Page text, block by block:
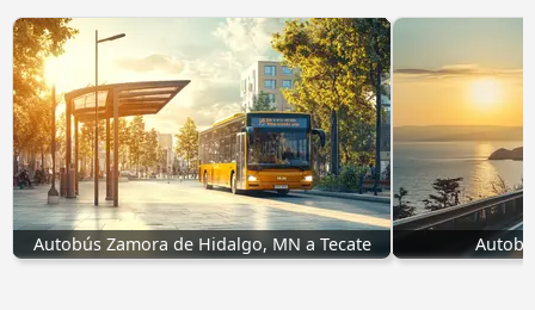
Autobús Zamora de Hidalgo, MN a Tecate